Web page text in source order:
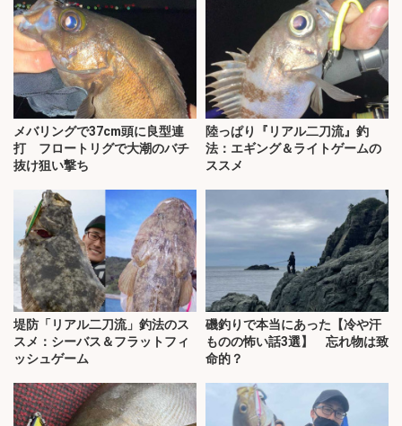
メバリングで37cm頭に良型連
打 フロートリグで大潮のバチ
抜け狙い撃ち
陸っぱり『リアル二刀流』釣
法：エギング＆ライトゲームの
ススメ
堤防「リアル二刀流」釣法のス
スメ：シーバス＆フラットフィ
ッシュゲーム
磯釣りで本当にあった【冷や汗
ものの怖い話3選】 忘れ物は致
命的？